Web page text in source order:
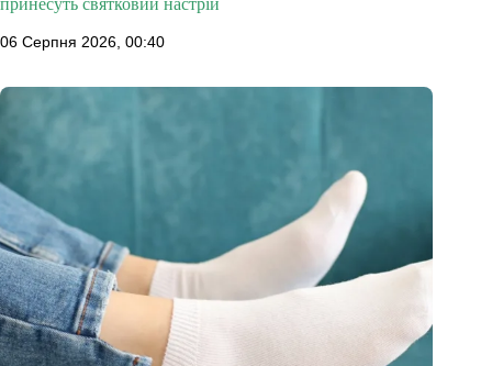
принесуть святковий настрій
06 Серпня 2026, 00:40